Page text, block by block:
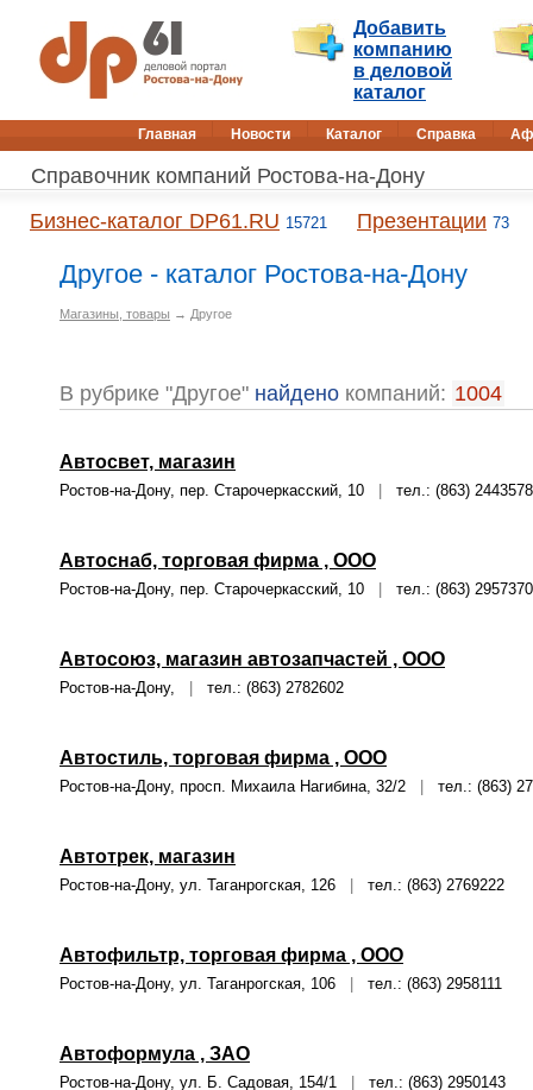
Добавить
компанию
в деловой
каталог
Главная Новости Каталог Справка
Справочник компаний Ростова-на-Дону
Бизнес-каталог DP61.RU 15721 Презентации 73
Другое - каталог Ростова-на-Дону
Магазины, товары → Другое
В рубрике "Другое" найдено компаний: 1004
Автосвет, магазин
Ростов-на-Дону, пер. Старочеркасский, 10 тел.: (863) 2443578
Автоснаб, торговая фирма , ООО
Ростов-на-Дону, пер. Старочеркасский, 10 тел.: (863) 2957370
Автосоюз, магазин автозапчастей , ООО
Ростов-на-Дону, тел.: (863) 2782602
Автостиль, торговая фирма , ООО
Ростов-на-Дону, просп. Михаила Нагибина, 32/2 тел.: (863)
Автотрек, магазин
Ростов-на-Дону, ул. Таганрогская, 126 тел.: (863) 2769222
Автофильтр, торговая фирма , ООО
Ростов-на-Дону, ул. Таганрогская, 106 тел.: (863) 2958111
Автоформула , ЗАО
Ростов-на-Дону, ул. Б. Садовая, 154/1 тел.: (863) 2950143